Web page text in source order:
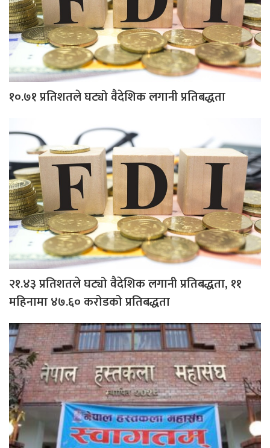
१०.७१ प्रतिशतले घट्यो वैदेशिक लगानी प्रतिबद्धता
२१.४३ प्रतिशतले घट्यो वैदेशिक लगानी प्रतिबद्धता, ११
महिनामा ४७.६० करोडको प्रतिबद्धता